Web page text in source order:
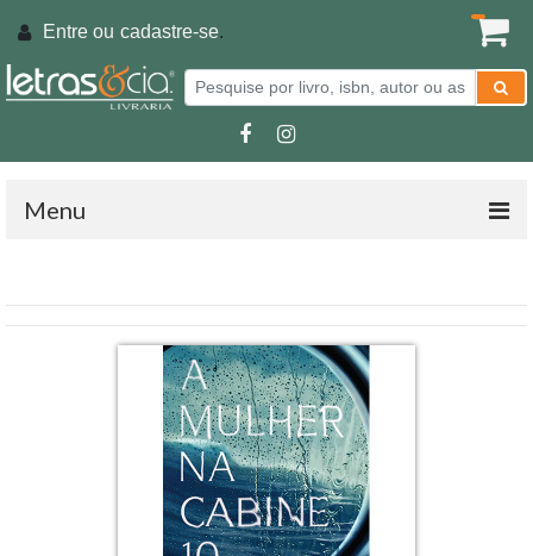
Entre ou cadastre-se.
Menu